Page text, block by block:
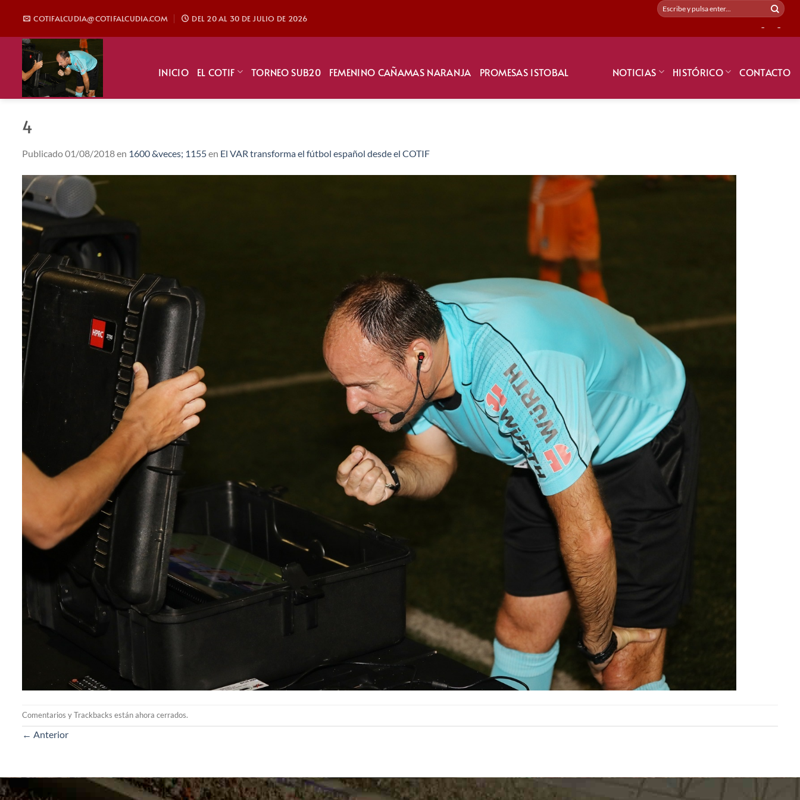
contenido
COTIFALCUDIA@COTIFALCUDIA.COM DEL 20 AL 30 DE JULIO DE 2026
- -
INICIO EL COTIF TORNEO SUB20 FEMENINO CAÑAMAS NARANJA PROMESAS ISTOBAL NOTICIAS HISTÓRICO CONTACTO
4
Publicado01/08/2018en 1600 &veces; 1155en El VAR transforma el fútbol español desde el COTIF
Comentarios y Trackbacks están ahora cerrados.
← Anterior